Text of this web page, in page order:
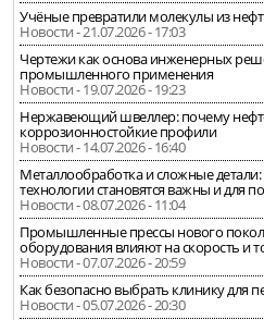
Учёные превратили молекулы из
Новости - 21.07.2026 - 17:03
Чертежи как основа инженерных
промышленного применения
Новости - 19.07.2026 - 19:23
Нержавеющий швеллер: почему
коррозионностойкие профили
Новости - 14.07.2026 - 16:40
Металлообработка и сложные
технологии становятся важны и для
Новости - 08.07.2026 - 11:04
Промышленные прессы нового
оборудования влияют на скорость и
Новости - 07.07.2026 - 20:59
Как безопасно выбрать клинику для
Новости - 05.07.2026 - 20:30